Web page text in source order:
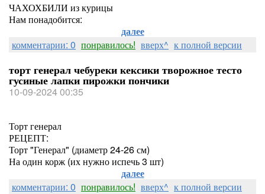
ЧАХОХБИЛИ из курицы
Нам понадобится:
далее
комментарии: 0 понравилось! вверх^ к полной версии
торт генерал чебуреки кексики творожное тесто
гусиные лапки пирожки пончики
10-09-2024 00:35
Торт генерал
РЕЦЕПТ:
Торт "Генерал" (диаметр 24-26 см)
На один корж (их нужно испечь 3 шт)
далее
комментарии: 0 понравилось! вверх^ к полной версии